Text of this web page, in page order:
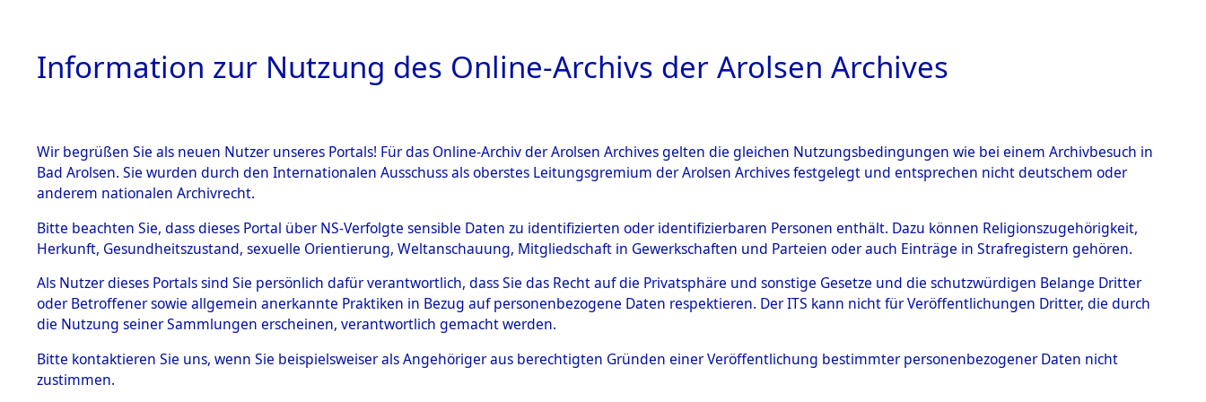
HOME BESTANDSBESCHREIBUNG ARCHIVALE ÜBERSICHT BILD
BESTÄNDE
Inhaftierungsdoku
mente
5. Verschiedenes
Todesmärsche
5.3.1 Alliierte
Auswertungen von Daten über unbekannte ausländische
Todesopfer und unbekannte Todesopfer aus
Konzentrationslagern und deren Grabstätten.→0004 (84610344)
→0017 (84610361)
Information zur Nutzung des Online-Archivs der Arolsen Archives
Wir begrüßen Sie als neuen Nutzer unseres Portals! Für das Online-Archiv der Arolsen Archives gelten die gleichen Nutzungsbedingungen wie bei einem Archivbesuch in
Bad Arolsen. Sie wurden durch den Internationalen Ausschuss als oberstes Leitungsgremium der Arolsen Archives festgelegt und entsprechen nicht deutschem oder
anderem nationalen Archivrecht.
Bitte beachten Sie, dass dieses Portal über NS-Verfolgte sensible Daten zu identifizierten oder identifizierbaren Personen enthält. Dazu können Religionszugehörigkeit,
Herkunft, Gesundheitszustand, sexuelle Orientierung, Weltanschauung, Mitgliedschaft in Gewerkschaften und Parteien oder auch Einträge in Strafregistern gehören.
Als Nutzer dieses Portals sind Sie persönlich dafür verantwortlich, dass Sie das Recht auf die Privatsphäre und sonstige Gesetze und die schutzwürdigen Belange Dritter
oder Betroffener sowie allgemein anerkannte Praktiken in Bezug auf personenbezogene Daten respektieren. Der ITS kann nicht für Veröffentlichungen Dritter, die durch
die Nutzung seiner Sammlungen erscheinen, verantwortlich gemacht werden.
Bitte kontaktieren Sie uns, wenn Sie beispielsweiser als Angehöriger aus berechtigten Gründen einer Veröffentlichung bestimmter personenbezogener Daten nicht
zustimmen.